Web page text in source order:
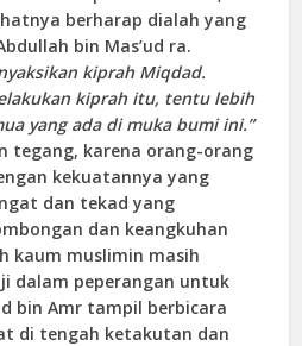
berharap dialah yang
bin Mas’ud ra.
kiprah Miqdad.
kiprah itu, tentu lebih
yang ada di muka bumi ini.”
tegang, karena orang-orang
kekuatannya yang
dan tekad yang
dan keangkuhan
kaum muslimin masih
dalam peperangan untuk
bin Amr tampil berbicara
di tengah ketakutan dan